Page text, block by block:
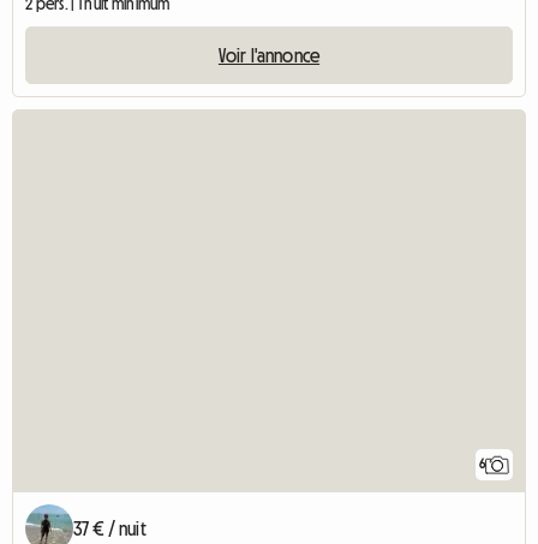
2 pers. | 1 nuit minimum
Voir l'annonce
6
37 € / nuit